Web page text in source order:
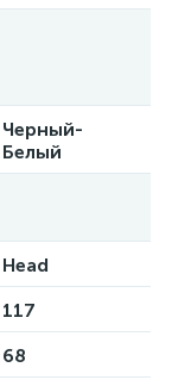
Черный-
Белый
Head
117
68